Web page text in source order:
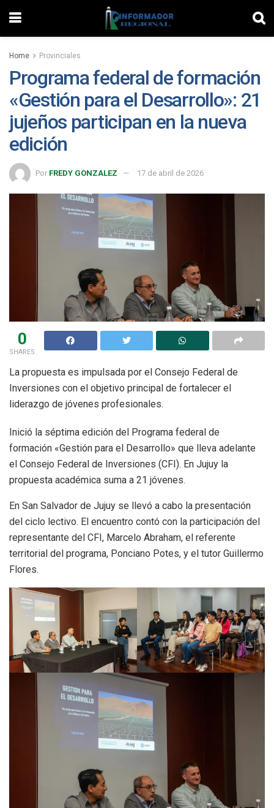
Home Provinciales
Programa federal de formación
«Gestión para el Desarrollo»: 21
jujeños participan en la nueva
edición
Por FREDY GONZALEZ 17 de abril de 2026
0
SHARES
La propuesta es impulsada por el Consejo Federal de
Inversiones con el objetivo principal de fortalecer el
liderazgo de jóvenes profesionales.
Inició la séptima edición del Programa federal de
formación «Gestión para el Desarrollo» que lleva adelante
el Consejo Federal de Inversiones (CFI). En Jujuy la
propuesta académica suma a 21 jóvenes.
En San Salvador de Jujuy se llevó a cabo la presentación
del ciclo lectivo. El encuentro contó con la participación del
representante del CFI, Marcelo Abraham, el referente
territorial del programa, Ponciano Potes, y el tutor Guillermo
Flores.